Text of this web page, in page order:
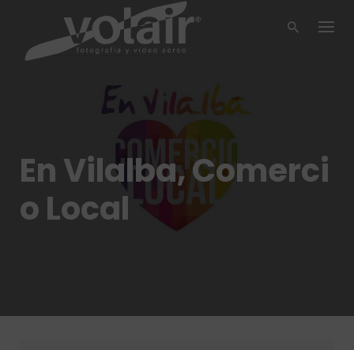
content
En Vilalba, Comerci
o Local